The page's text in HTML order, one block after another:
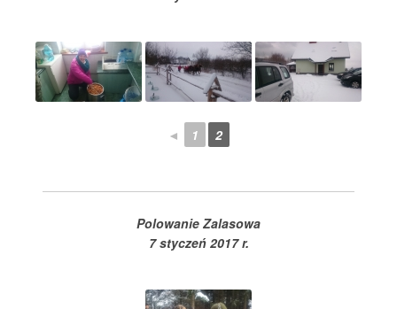
◄ 1 2
Polowanie Zalasowa
7 styczeń 2017 r.